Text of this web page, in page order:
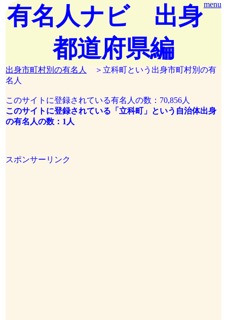
menu
有名人ナビ 出身
都道府県編
出身市町村別の有名人
＞立科町という出身市町村別の有
名人
このサイトに登録されている有名人の数：70,856人
このサイトに登録されている「立科町」という自治体出身
の有名人の数：1人
スポンサーリンク